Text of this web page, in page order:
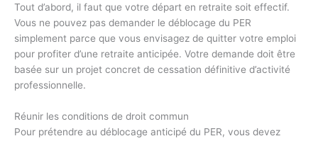
Tout d’abord, il faut que votre départ en retraite soit effectif.
Vous ne pouvez pas demander le déblocage du PER
simplement parce que vous envisagez de quitter votre emploi
pour profiter d’une retraite anticipée. Votre demande doit être
basée sur un projet concret de cessation définitive d’activité
professionnelle.
Réunir les conditions de droit commun
Pour prétendre au déblocage anticipé du PER, vous devez